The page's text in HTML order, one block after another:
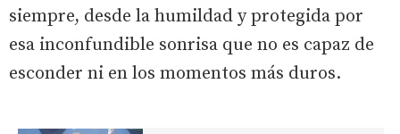
siempre, desde la humildad y protegida por
esa inconfundible sonrisa que no es capaz de
esconder ni en los momentos más duros.